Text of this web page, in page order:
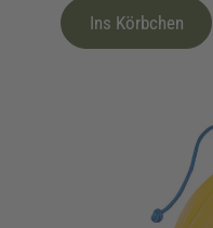
Ins Körbchen